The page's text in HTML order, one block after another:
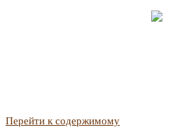
Перейти к содержимому